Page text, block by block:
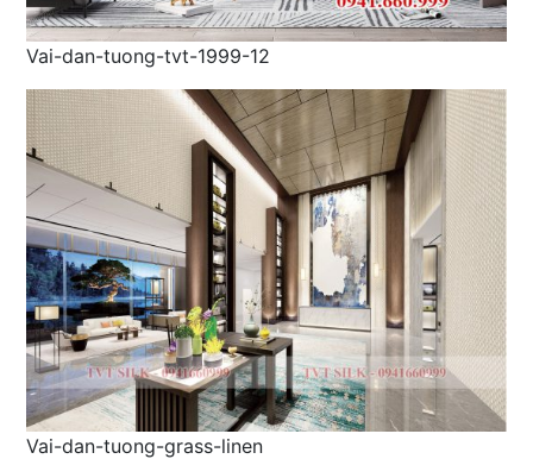
Vai-dan-tuong-tvt-1999-12
Vai-dan-tuong-grass-linen